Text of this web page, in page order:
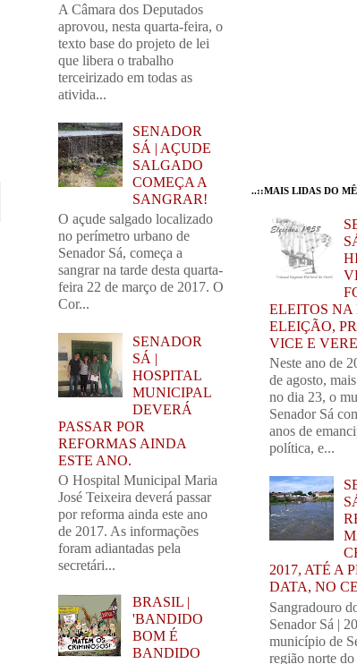
A Câmara dos Deputados
aprovou, nesta quarta-feira, o
texto base do projeto de lei
que libera o trabalho
terceirizado em todas as
ativida...
SENADOR
SÁ | AÇUDE
SALGADO
COMEÇA A
SANGRAR!
O açude salgado localizado
no perímetro urbano de
Senador Sá, começa a
sangrar na tarde desta quarta-
feira 22 de março de 2017. O
Cor...
SENADOR
SÁ |
HOSPITAL
MUNICIPAL
DEVERÁ
PASSAR POR
REFORMAS AINDA
ESTE ANO.
O Hospital Municipal Maria
José Teixeira deverá passar
por reforma ainda este ano
de 2017. As informações
foram adiantadas pela
secretári...
BRASIL |
'BANDIDO
BOM É
BANDIDO
..::MAIS LIDAS DO
ELEITOS NA
ELEIÇÃO,
VICE E
Neste ano de
de agosto,
no dia 23, o
Senador Sá
anos de
política, e...
2017, ATÉ A
DATA, NO
Sangradouro
Senador Sá |
município de
região norte do